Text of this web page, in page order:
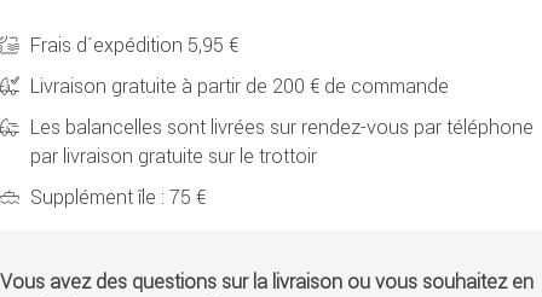
Frais d´expédition 5,95 €
Livraison gratuite à partir de 200 € de commande
Les balancelles sont livrées sur rendez-vous par téléphone
par livraison gratuite sur le trottoir
Supplément île : 75 €
Vous avez des questions sur la livraison ou vous souhaitez en